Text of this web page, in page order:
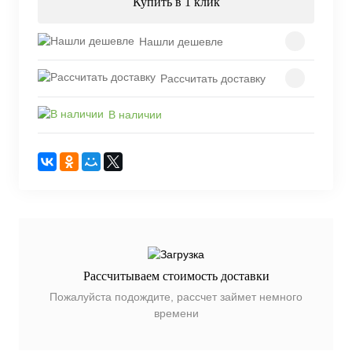
Нашли дешевле
Рассчитать доставку
В наличии
Рассчитываем стоимость доставки
Пожалуйста подождите, рассчет займет немного
времени